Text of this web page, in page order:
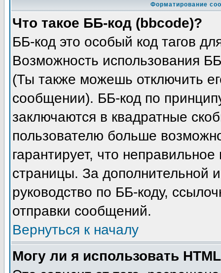
Форматирование
Что такое ББ-код (bbcode)?
ББ-код это особый код тагов
Возможность использования
(Ты также можешь отключить
сообщении). ББ-код по
заключаются в квадратные
пользователю больше
гарантирует, что
страницы. За дополнительной
руководство по ББ-коду,
отправки сообщений.
Вернуться к началу
Могу ли я использовать